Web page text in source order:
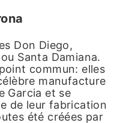
Don Diego,
Santa Damiana.
commun: elles
manufacture
Garcia et se
de leur fabrication
été créées par